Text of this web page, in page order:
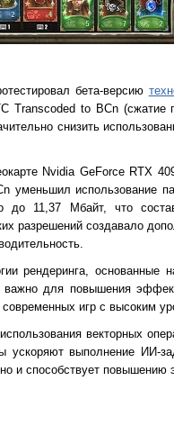
бета-версию
Transcoded to BCn (сжатие
снизить
Nvidia GeForce RTX
уменьшил использование
до 11,37 Мбайт, что
разрешений создавало
рендеринга,
для повышения
игр с высоким
векторных
ускоряют выполнение ИИ-
и способствует повышению